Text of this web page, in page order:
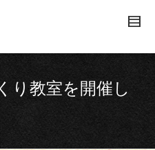
り教室を開催し